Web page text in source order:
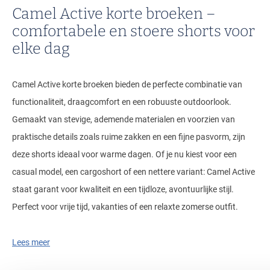
Tommy Hilfiger
Tramarossa
UBR
William Lockie
Alle Merken
Camel Active korte broeken –
comfortabele en stoere shorts voor
elke dag
Camel Active korte broeken bieden de perfecte combinatie van
functionaliteit, draagcomfort en een robuuste outdoorlook.
Gemaakt van stevige, ademende materialen en voorzien van
praktische details zoals ruime zakken en een fijne pasvorm, zijn
deze shorts ideaal voor warme dagen. Of je nu kiest voor een
casual model, een cargoshort of een nettere variant: Camel Active
staat garant voor kwaliteit en een tijdloze, avontuurlijke stijl.
Perfect voor vrije tijd, vakanties of een relaxte zomerse outfit.
Lees meer